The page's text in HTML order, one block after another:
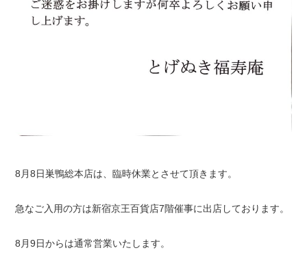
8月8日巣鴨総本店は、臨時休業とさせて頂きます。
急なご入用の方は新宿京王百貨店7階催事に出店しております。
8月9日からは通常営業いたします。